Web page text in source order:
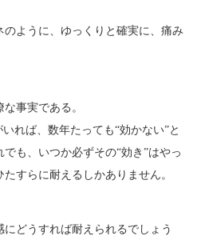
ように、ゆっくりと確実に、痛み
事実である。
れば、数年たっても“効かない”と
も、いつか必ずその“効き”はやっ
すらに耐えるしかありません。
どうすれば耐えられるでしょう